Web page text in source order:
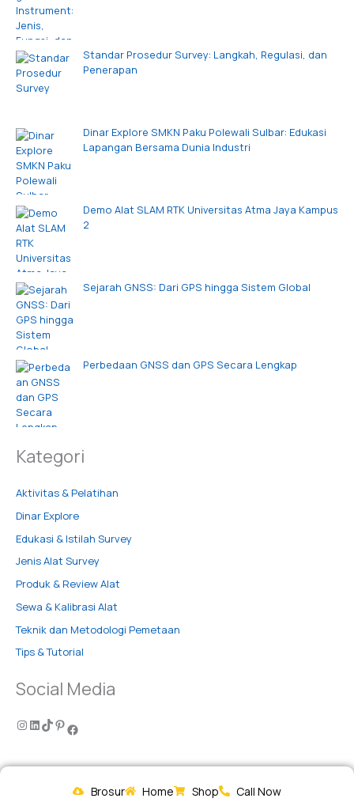
Standar Prosedur Survey: Langkah, Regulasi, dan
Penerapan
Dinar Explore SMKN Paku Polewali Sulbar: Edukasi
Lapangan Bersama Dunia Industri
Demo Alat SLAM RTK Universitas Atma Jaya Kampus
2
Sejarah GNSS: Dari GPS hingga Sistem Global
Perbedaan GNSS dan GPS Secara Lengkap
Kategori
Aktivitas & Pelatihan
Dinar Explore
Edukasi & Istilah Survey
Jenis Alat Survey
Produk & Review Alat
Sewa & Kalibrasi Alat
Teknik dan Metodologi Pemetaan
Tips & Tutorial
Social Media
Brosur Home Shop Call Now